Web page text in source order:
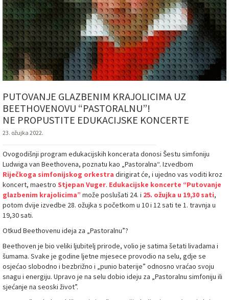
PUTOVANJE GLAZBENIM KRAJOLICIMA UZ
BEETHOVENOVU “PASTORALNU”!
NE PROPUSTITE EDUKACIJSKE KONCERTE
23. ožujka 2022.
Ovogodišnji program edukacijskih koncerata donosi Šestu simfoniju
Ludwiga van Beethovena, poznatu kao „Pastoralna“. Izvedbom
Riječkoga simfonijskog orkestra dirigirat će, i ujedno vas voditi kroz
koncert, maestro Stjepan Vuger. Edukacijske koncerte “Putovanje
glazbenim krajolicima” može poslušati 24. i 25. ožujka u 19,30 sati,
potom dvije izvedbe 28. ožujka s početkom u 10 i 12 sati te 1. travnja u
19,30 sati.
Otkud Beethovenu ideja za „Pastoralnu”?
Beethoven je bio veliki ljubitelj prirode, volio je satima šetati livadama i
šumama. Svake je godine ljetne mjesece provodio na selu, gdje se
osjećao slobodno i bezbrižno i „punio baterije” odnosno vraćao svoju
snagu i energiju. Upravo je na selu dobio ideju za „Pastoralnu simfoniju ili
sjećanje na seoski život”.